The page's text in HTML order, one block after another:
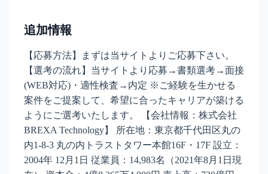
追加情報
【応募方法】まずは当サイトよりご応募下さい。
【選考の流れ】当サイトより応募→書類選考→面接
(WEB対応)・適性検査→内定 ※ご経験を生かせる
案件をご提案して、希望に合ったキャリアが築ける
ようにご選考いたします。 【会社情報：株式会社
BREXA Technology】 所在地：東京都千代田区丸の
内1-8-3 丸の内トラストタワー本館16F・17F 設立：
2004年 12月1日 従業員：14,983名（2021年8月1日現